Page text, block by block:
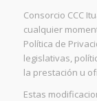
Consorcio CCC
cualquier
Política de
legislativas,
la prestación u
Estas